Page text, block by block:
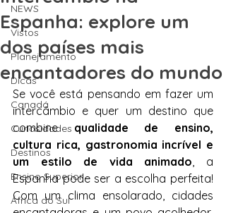
NEWS
Vistos
Planejamento
Dicas
Canadá
Curiosidades
Destinos
Ensino Superior
África do Sul
Espanha: explore um
dos países mais
encantadores do mundo
Se você está pensando em fazer um
intercâmbio e quer um destino que
combine qualidade de ensino,
cultura rica, gastronomia incrível e
um estilo de vida animado, a
Espanha pode ser a escolha perfeita!
Com um clima ensolarado, cidades